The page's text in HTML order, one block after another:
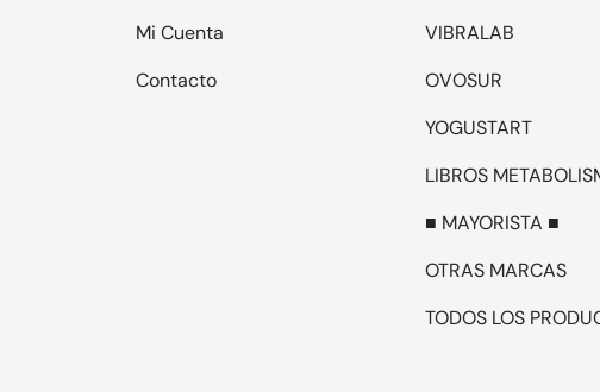
Mi Cuenta
Contacto
VIBRALAB
OVOSUR
YOGUSTART
LIBROS
■ MAYORISTA ■
OTRAS MARCAS
TODOS LOS